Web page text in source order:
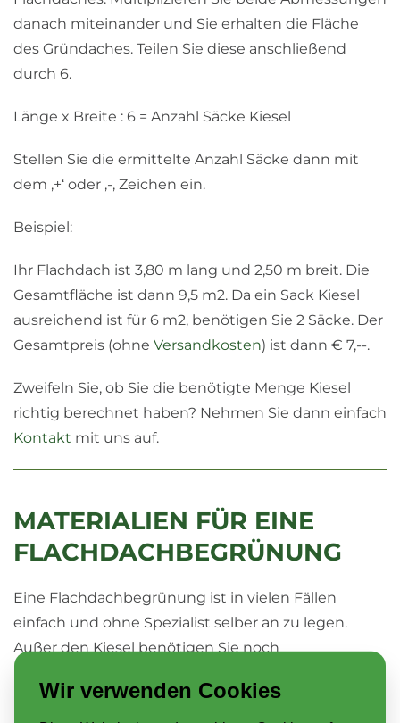
danach miteinander und Sie erhalten die Fläche
des Gründaches. Teilen Sie diese anschließend
durch 6.
Länge x Breite : 6 = Anzahl Säcke Kiesel
Stellen Sie die ermittelte Anzahl Säcke dann mit
dem ‚+‘ oder ‚-‚ Zeichen ein.
Beispiel:
Ihr Flachdach ist 3,80 m lang und 2,50 m breit. Die
Gesamtfläche ist dann 9,5 m2. Da ein Sack Kiesel
ausreichend ist für 6 m2, benötigen Sie 2 Säcke. Der
Gesamtpreis (ohne Versandkosten) ist dann € 7,--.
Zweifeln Sie, ob Sie die benötigte Menge Kiesel
richtig berechnet haben? Nehmen Sie dann einfach
Kontakt mit uns auf.
MATERIALIEN FÜR EINE
FLACHDACHBEGRÜNUNG
Eine Flachdachbegrünung ist in vielen Fällen
einfach und ohne Spezialist selber an zu legen.
Außer den Kiesel benötigen Sie noch
Schutzvlies
Wir verwenden Cookies